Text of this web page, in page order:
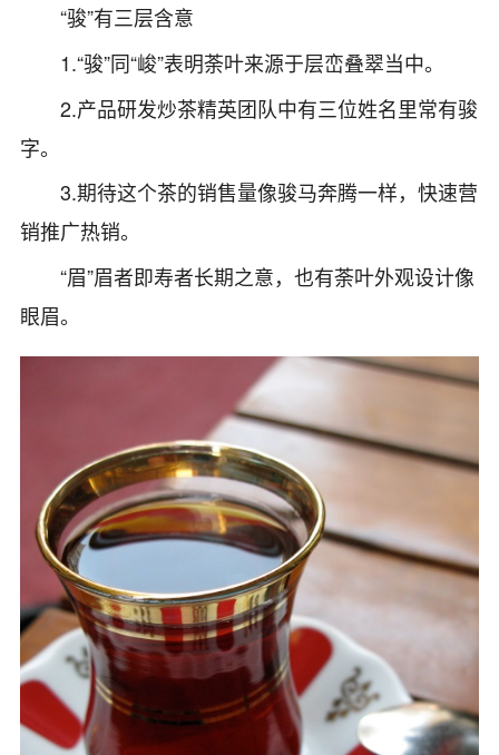
“骏”有三层含意
1.“骏”同“峻”表明荼叶来源于层峦叠翠当中。
2.产品研发炒茶精英团队中有三位姓名里常有骏
字。
3.期待这个茶的销售量像骏马奔腾一样，快速营
销推广热销。
“眉”眉者即寿者长期之意，也有荼叶外观设计像
眼眉。